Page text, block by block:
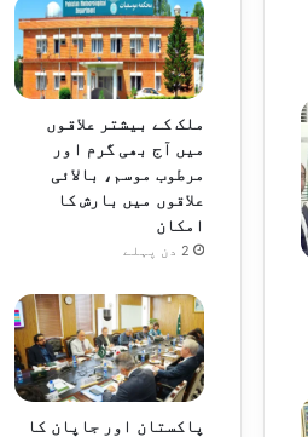
ملک کے بیشتر علاقوں
میں آج بھی گرم اور
مرطوب موسم، بالائی
علاقوں میں بارش کا
امکان
2 دن پہلے
پاکستان اور جاپان کا